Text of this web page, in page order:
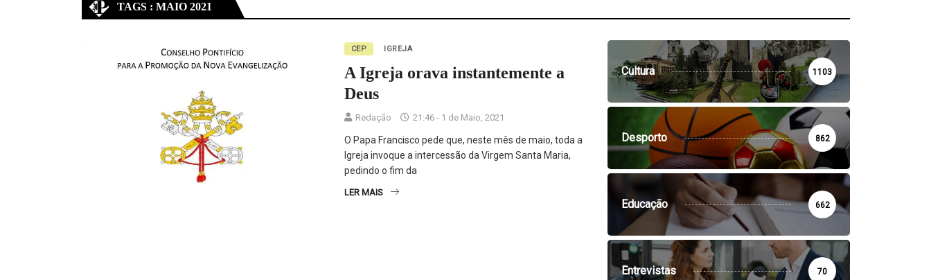
TAGS : MAIO 2021
CEP IGREJA
A Igreja orava instantemente a
Deus
Redação 21:46 - 1 de Maio, 2021
O Papa Francisco pede que, neste mês de maio, toda a
Igreja invoque a intercessão da Virgem Santa Maria,
pedindo o fim da
LER MAIS
Cultura 1103
Desporto 862
Educação 662
Entrevistas 70